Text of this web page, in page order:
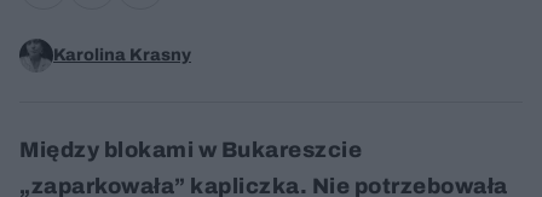
Karolina Krasny
Między blokami w Bukareszcie
„zaparkowała” kapliczka. Nie potrzebowała